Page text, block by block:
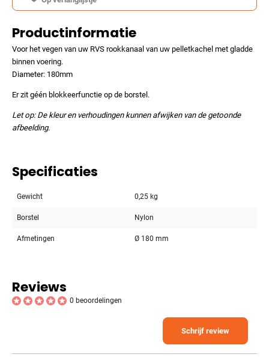
Productinformatie
Voor het vegen van uw RVS rookkanaal van uw pelletkachel met gladde
binnen voering.
Diameter: 180mm
Er zit géén blokkeerfunctie op de borstel.
Let op: De kleur en verhoudingen kunnen afwijken van de getoonde
afbeelding.
Specificaties
Gewicht 0,25 kg
Borstel Nylon
Afmetingen Ø 180 mm
Reviews
0 beoordelingen
Schrijf review